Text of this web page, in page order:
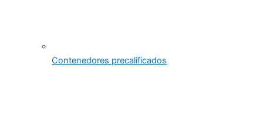
Contenedores precalificados